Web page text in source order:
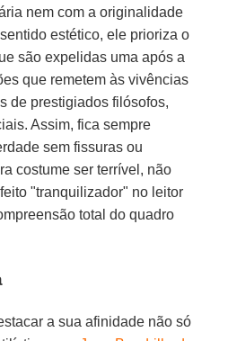
nem com a originalidade
estético, ele prioriza o
são expelidas uma após a
que remetem às vivências
de prestigiados filósofos,
Assim, fica sempre
sem fissuras ou
costume ser terrível, não
"tranquilizador" no leitor
total do quadro
a sua afi­nidade não só